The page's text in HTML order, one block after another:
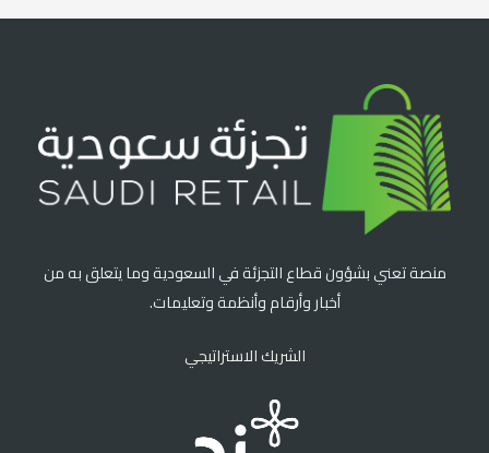
منصة تعني بشؤون قطاع التجزئة في السعودية وما يتعلق به من
أخبار وأرقام وأنظمة وتعليمات.
الشريك الاستراتيجي